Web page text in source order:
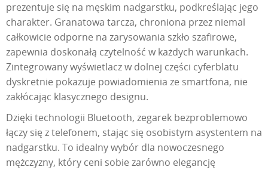
prezentuje się na męskim nadgarstku, podkreślając jego
charakter. Granatowa tarcza, chroniona przez niemal
całkowicie odporne na zarysowania szkło szafirowe,
zapewnia doskonałą czytelność w każdych warunkach.
Zintegrowany wyświetlacz w dolnej części cyferblatu
dyskretnie pokazuje powiadomienia ze smartfona, nie
zakłócając klasycznego designu.
Dzięki technologii Bluetooth, zegarek bezproblemowo
łączy się z telefonem, stając się osobistym asystentem na
nadgarstku. To idealny wybór dla nowoczesnego
mężczyzny, który ceni sobie zarówno elegancję